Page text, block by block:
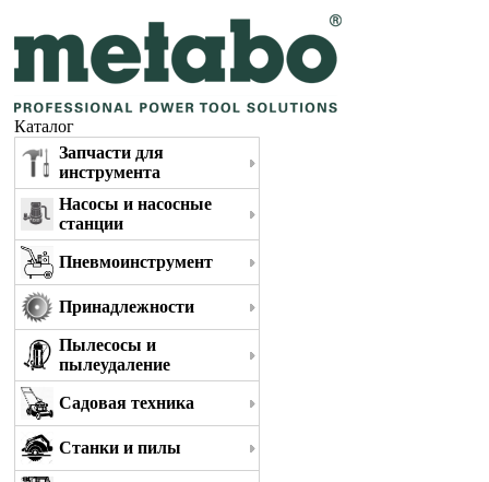
Каталог
Запчасти для
инструмента
Насосы и насосные
станции
Пневмоинструмент
Принадлежности
Пылесосы и
пылеудаление
Садовая техника
Станки и пилы